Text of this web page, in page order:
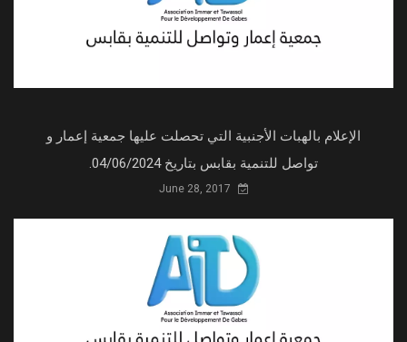
الإعلام بالهبات الأجنبية التي تحصلت عليها جمعية إعمار و
تواصل للتنمية بقابس بتاريخ 04/06/2024.
June 28, 2017